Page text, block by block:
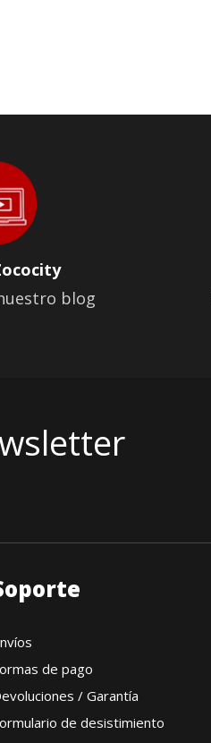
blog
de pago
/ Garantía
de desistimiento